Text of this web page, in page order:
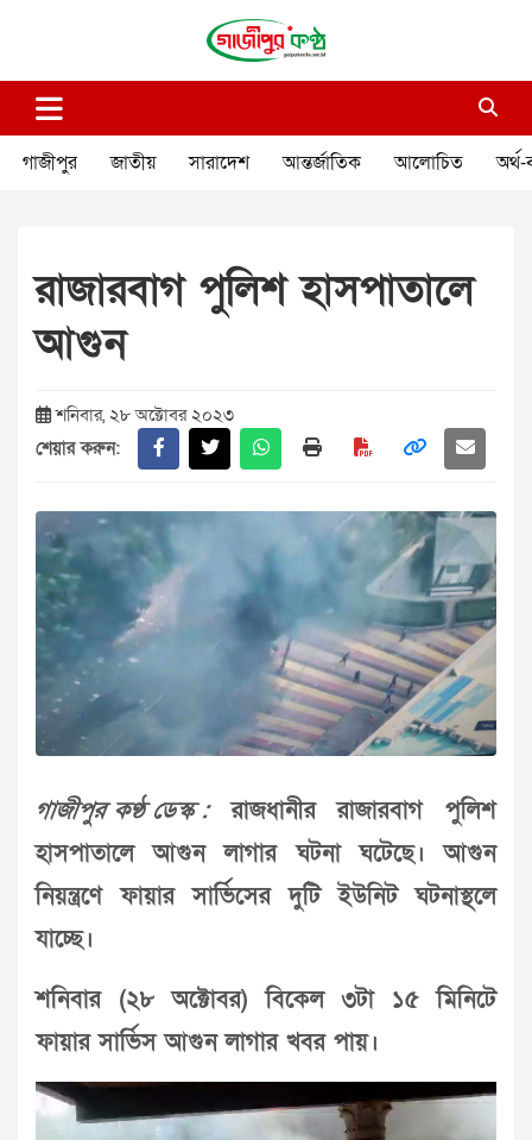
গাজীপুর কণ্ঠ
গাজীপুর জাতীয় সারাদেশ আন্তর্জাতিক আলোচিত অর্থ-
রাজারবাগ পুলিশ হাসপাতালে
আগুন
শনিবার, ২৮ অক্টোবর ২০২৩
শেয়ার করুন:
গাজীপুর কণ্ঠ ডেস্ক :রাজধানীর রাজারবাগ পুলিশ
হাসপাতালে আগুন লাগার ঘটনা ঘটেছে। আগুন
নিয়ন্ত্রণে ফায়ার সার্ভিসের দুটি ইউনিট ঘটনাস্থলে
যাচ্ছে।
শনিবার (২৮ অক্টোবর) বিকেল ৩টা ১৫ মিনিটে
ফায়ার সার্ভিস আগুন লাগার খবর পায়।